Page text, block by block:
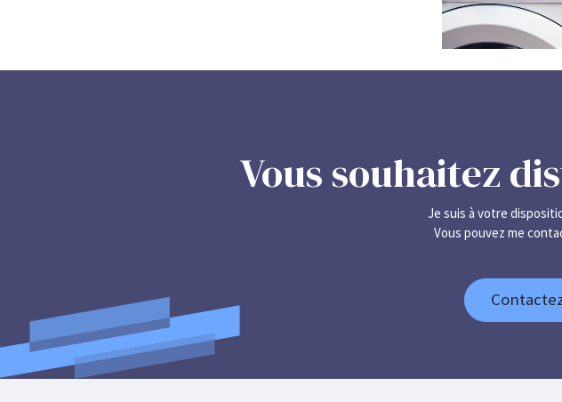
Vous souhaitez
Je suis à votre
Vous pouvez me